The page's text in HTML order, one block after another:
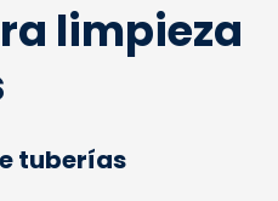
limpieza
tuberías